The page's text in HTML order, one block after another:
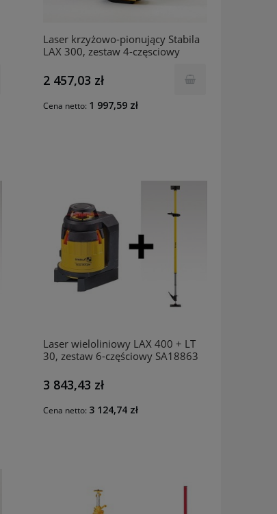
Laser krzyżowo-pionujący Stabila
LAX 300, zestaw 4-częsciowy
2 457,03 zł
Cena netto: 1 997,59 zł
Laser wieloliniowy LAX 400 + LT
30, zestaw 6-częściowy SA18863
3 843,43 zł
Cena netto: 3 124,74 zł